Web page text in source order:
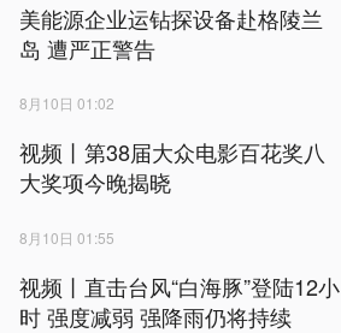
美能源企业运钻探设备赴格陵兰
岛 遭严正警告
8月10日 01:02
视频丨第38届大众电影百花奖八
大奖项今晚揭晓
8月10日 01:55
视频丨直击台风“白海豚”登陆12小
时 强度减弱 强降雨仍将持续